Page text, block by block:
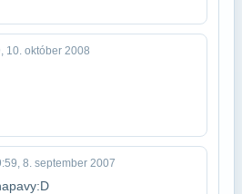
10. október 2008
8. september 2007